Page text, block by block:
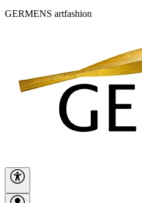
GERMENS artfashion